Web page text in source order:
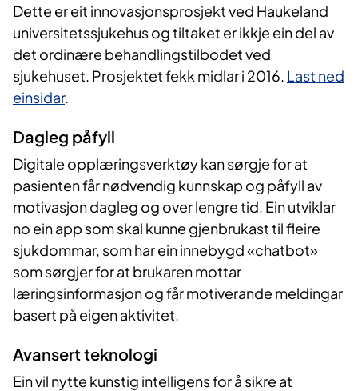
​Dette er eit innovasjonsprosjekt ved Haukeland
universitetssjukehus og tiltaket er ikkje ein del av
det ordinære behandlingstilbodet ved
sjukehuset. Prosjektet fekk midlar i 2016. Last ned
einsidar.
Dagleg påfyll
Digitale opplæringsverktøy kan sørgje for at
pasienten får nødvendig kunnskap og påfyll av
motivasjon dagleg og over lengre tid. Ein utviklar
no ein app som skal kunne gjenbrukast til fleire
sjukdommar, som har ein innebygd «chatbot»
som sørgjer for at brukaren mottar
læringsinformasjon og får motiverande meldingar
basert på eigen aktivitet.
Avansert teknologi
Ein vil nytte kunstig intelligens for å sikre at